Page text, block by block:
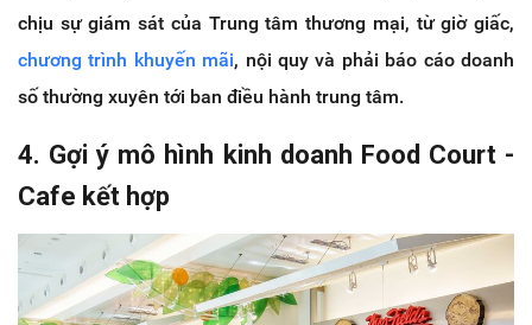
chịu sự giám sát của Trung tâm thương mại, từ giờ giấc,
chương trình khuyến mãi, nội quy và phải báo cáo doanh
số thường xuyên tới ban điều hành trung tâm.
4. Gợi ý mô hình kinh doanh Food Court -
Cafe kết hợp